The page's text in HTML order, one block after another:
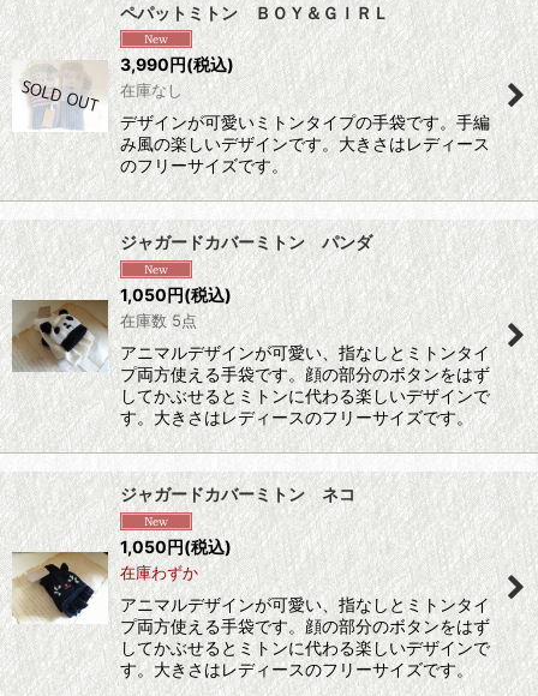
ペパットミトン ＢＯＹ＆ＧＩＲＬ
3,990円(税込)
在庫なし
デザインが可愛いミトンタイプの手袋です。手編
み風の楽しいデザインです。大きさはレディース
のフリーサイズです。
ジャガードカバーミトン パンダ
1,050円(税込)
在庫数 5点
アニマルデザインが可愛い、指なしとミトンタイ
プ両方使える手袋です。顔の部分のボタンをはず
してかぶせるとミトンに代わる楽しいデザインで
す。大きさはレディースのフリーサイズです。
ジャガードカバーミトン ネコ
1,050円(税込)
在庫わずか
アニマルデザインが可愛い、指なしとミトンタイ
プ両方使える手袋です。顔の部分のボタンをはず
してかぶせるとミトンに代わる楽しいデザインで
す。大きさはレディースのフリーサイズです。